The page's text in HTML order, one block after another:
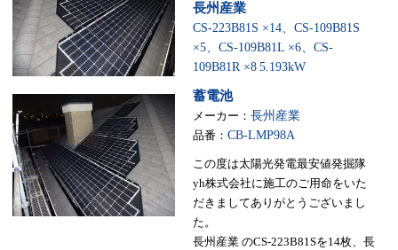
長州産業
CS-223B81S ×14、CS-109B81S
×5、CS-109B81L ×6、CS-
109B81R ×8 5.193kW
蓄電池
メーカー： 長州産業
品番： CB-LMP98A
この度は太陽光発電最安値発掘隊
yh株式会社に施工のご用命をいた
だきましてありがとうございまし
た。
長州産業 のCS-223B81Sを14枚、長